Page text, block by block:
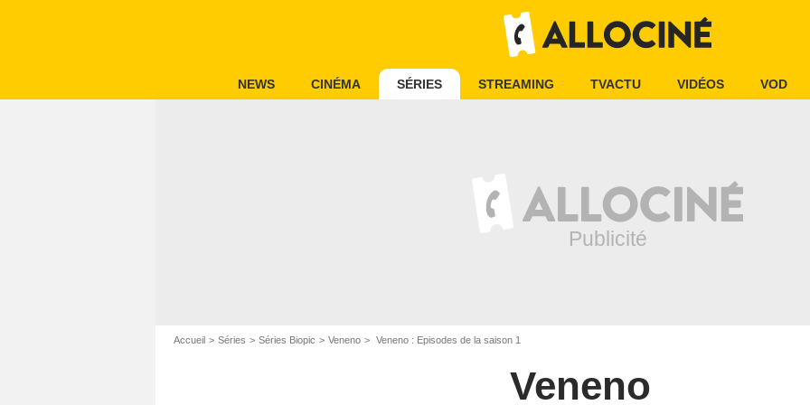
NEWS CINÉMA SÉRIES STREAMING TVACTU VIDÉOS VOD
Accueil Séries Séries Biopic Veneno Veneno : Episodes de la saison 1
Veneno